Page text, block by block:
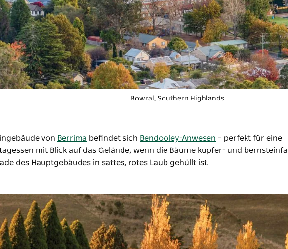
Bowral, Southern Highlands
von Berrima befindet sich Bendooley-Anwesen – perfekt für eine
mit Blick auf das Gelände, wenn die Bäume kupfer- und
des Hauptgebäudes in sattes, rotes Laub gehüllt ist.